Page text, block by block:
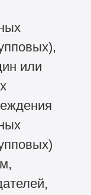
или